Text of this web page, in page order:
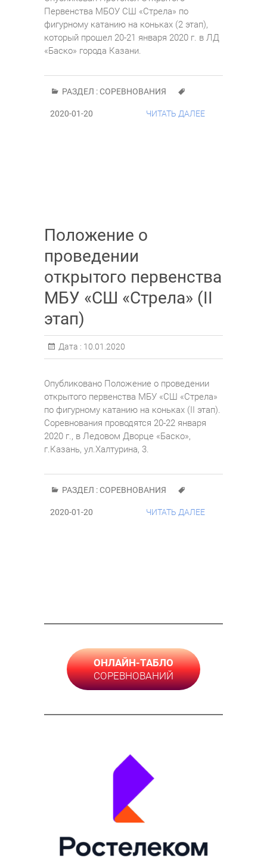
Первенства МБОУ СШ «Стрела» по
фигурному катанию на коньках (2 этап),
который прошел 20-21 января 2020 г. в ЛД
«Баско» города Казани.
РАЗДЕЛ :СОРЕВНОВАНИЯ
2020-01-20 ЧИТАТЬ ДАЛЕЕ
Положение о
проведении
открытого первенства
МБУ «СШ «Стрела» (II
этап)
Дата : 10.01.2020
Опубликовано Положение о проведении
открытого первенства МБУ «СШ «Стрела»
по фигурному катанию на коньках (II этап).
Соревнования проводятся 20-22 января
2020 г., в Ледовом Дворце «Баско»,
г.Казань, ул.Халтурина, 3.
РАЗДЕЛ :СОРЕВНОВАНИЯ
2020-01-20 ЧИТАТЬ ДАЛЕЕ
ОНЛАЙН-ТАБЛО
СОРЕВНОВАНИЙ